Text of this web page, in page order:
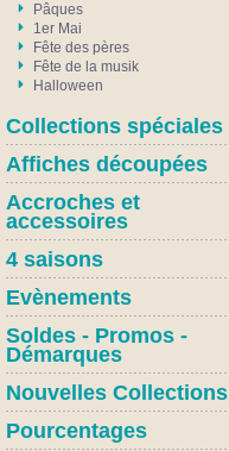
Pâques
1er Mai
Fête des pères
Fête de la musik
Halloween
Collections spéciales
Affiches découpées
Accroches et
accessoires
4 saisons
Evènements
Soldes - Promos -
Démarques
Nouvelles Collections
Pourcentages